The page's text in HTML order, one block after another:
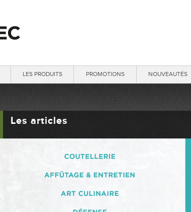
LES PRODUITS PROMOTIONS NOUVEAUTÉS
Les articles